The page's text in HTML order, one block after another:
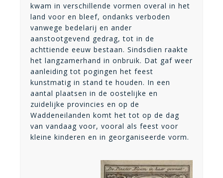
kwam in verschillende vormen overal in het
land voor en bleef, ondanks verboden
vanwege bedelarij en ander
aanstootgevend gedrag, tot in de
achttiende eeuw bestaan. Sindsdien raakte
het langzamerhand in onbruik. Dat gaf weer
aanleiding tot pogingen het feest
kunstmatig in stand te houden. In een
aantal plaatsen in de oostelijke en
zuidelijke provincies en op de
Waddeneilanden komt het tot op de dag
van vandaag voor, vooral als feest voor
kleine kinderen en in georganiseerde vorm.